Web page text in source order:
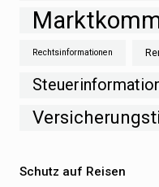
Rechtsinformationen
Schutz auf Reisen